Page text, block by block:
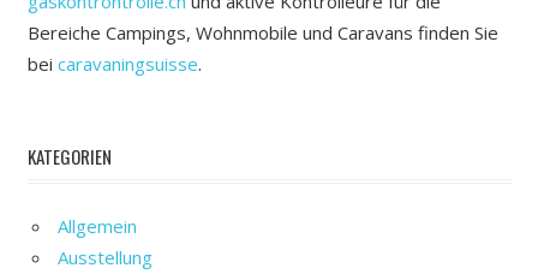
Bereiche Campings, Wohnmobile und Caravans finden Sie
bei caravaningsuisse.
KATEGORIEN
Allgemein
Ausstellung